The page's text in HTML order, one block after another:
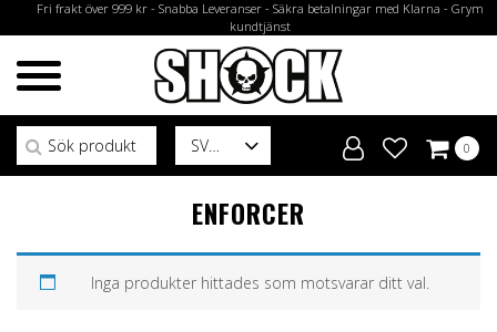
Fri frakt över 999 kr - Snabba Leveranser - Säkra betalningar med Klarna - Grym
kundtjänst
SV
Sök efter:
0
ENFORCER
Inga produkter hittades som motsvarar ditt val.